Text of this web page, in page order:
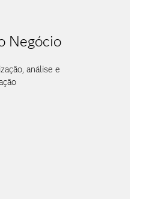
Negócio
análise e